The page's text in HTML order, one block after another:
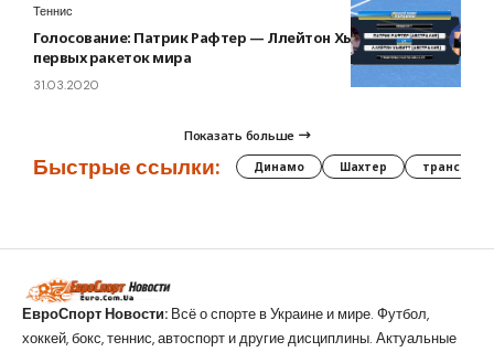
Теннис
Голосование: Патрик Рафтер — Ллейтон Хьюитт. Турнир
первых ракеток мира
31.03.2020
Показать больше
Быстрые ссылки: Динамо Шахтер трансферы
ЕвроСпорт Новости: Всё о спорте в Украине и мире. Футбол,
хоккей, бокс, теннис, автоспорт и другие дисциплины. Актуальные